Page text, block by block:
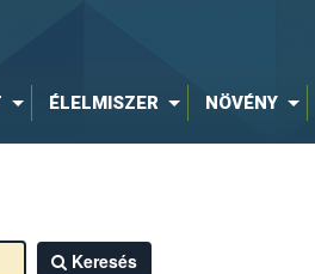
ÉLELMISZER NÖVÉNY
Keresés